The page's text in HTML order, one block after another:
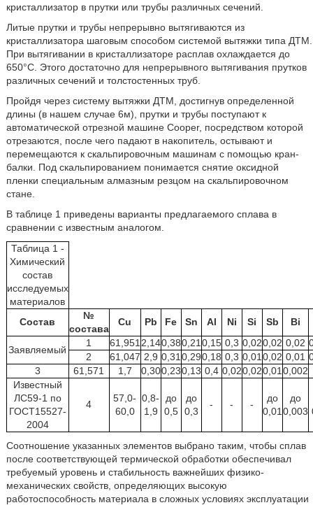
кристаллизатор в прутки или трубы различных сечений.
Литые прутки и трубы непрерывно вытягиваются из
кристаллизатора шаговым способом системой вытяжки типа ДТМ.
При вытягивании в кристаллизаторе расплав охлаждается до
650°С. Этого достаточно для непрерывного вытягивания прутков
различных сечений и толстостенных труб.
Пройдя через систему вытяжки ДТМ, достигнув определенной
длины (в нашем случае 6м), прутки и трубы поступают к
автоматической отрезной машине Cooper, посредством которой
отрезаются, после чего падают в накопитель, остывают и
перемещаются к скальпировочным машинам с помощью кран-
балки. Под скальпированием понимается снятие оксидной
пленки специальным алмазным резцом на скальпировочном
стане.
В таблице 1 приведены варианты предлагаемого сплава в
сравнении с известным аналогом.
Таблица 1 -
Химический
состав
исследуемых
материалов
Состав
№
состава
Cu Pb Fe Sn Al Ni Si Sb Bi
Заявляемый
1 61,951 2,140,380,21 0,15 0,3 0,020,02 0,02
2
61,047 2,9 0,31 0,290,18 0,3 0,01 0,02 0,01
3
61,571 1,7 0,300,230,13 0,4 0,020,020,01 0,002
Известный
ЛС59-1 по
ГОСТ15527-
2004
4
57,0-
60,0
0,8-
1,9
до
0,5
до
0,3
- - -
до
0,01
до
0,003
Соотношение указанных элементов выбрано таким, чтобы сплав
после соответствующей термической обработки обеспечивал
требуемый уровень и стабильность важнейших физико-
механических свойств, определяющих высокую
работоспособность материала в сложных условиях эксплуатации